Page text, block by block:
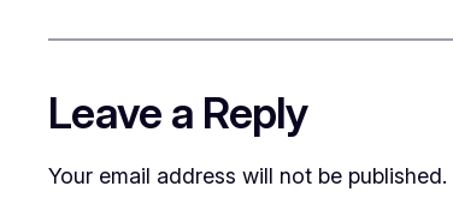
Leave a Reply
Your email address will not be published.